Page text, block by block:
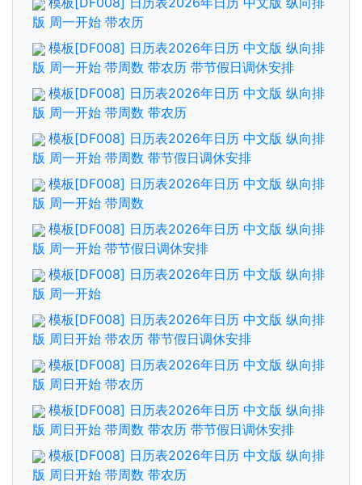
版 周一开始 带农历
模板[DF008] 日历表2026年日历 中文版 纵向排
版 周一开始 带周数 带农历 带节假日调休安排
模板[DF008] 日历表2026年日历 中文版 纵向排
版 周一开始 带周数 带农历
模板[DF008] 日历表2026年日历 中文版 纵向排
版 周一开始 带周数 带节假日调休安排
模板[DF008] 日历表2026年日历 中文版 纵向排
版 周一开始 带周数
模板[DF008] 日历表2026年日历 中文版 纵向排
版 周一开始 带节假日调休安排
模板[DF008] 日历表2026年日历 中文版 纵向排
版 周一开始
模板[DF008] 日历表2026年日历 中文版 纵向排
版 周日开始 带农历 带节假日调休安排
模板[DF008] 日历表2026年日历 中文版 纵向排
版 周日开始 带农历
模板[DF008] 日历表2026年日历 中文版 纵向排
版 周日开始 带周数 带农历 带节假日调休安排
模板[DF008] 日历表2026年日历 中文版 纵向排
版 周日开始 带周数 带农历